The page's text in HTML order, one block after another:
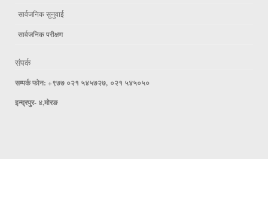
सार्वजनिक सुनुवाई
सार्वजनिक परीक्षण
संपर्क
सम्पर्क फोन: +९७७ ०२१ ५४५७२७, ०२१ ५४५०५०
इन्द्रपुर- ४,मोरङ